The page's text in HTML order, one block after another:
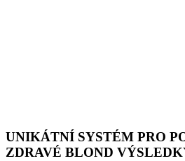
UNIKÁTNÍ SYSTÉM PRO
ZDRAVÉ BLOND